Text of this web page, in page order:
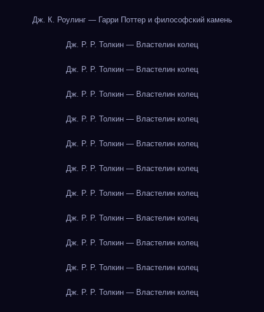
Дж. К. Роулинг — Гарри Поттер и философский камень
Дж. Р. Р. Толкин — Властелин колец
Дж. Р. Р. Толкин — Властелин колец
Дж. Р. Р. Толкин — Властелин колец
Дж. Р. Р. Толкин — Властелин колец
Дж. Р. Р. Толкин — Властелин колец
Дж. Р. Р. Толкин — Властелин колец
Дж. Р. Р. Толкин — Властелин колец
Дж. Р. Р. Толкин — Властелин колец
Дж. Р. Р. Толкин — Властелин колец
Дж. Р. Р. Толкин — Властелин колец
Дж. Р. Р. Толкин — Властелин колец